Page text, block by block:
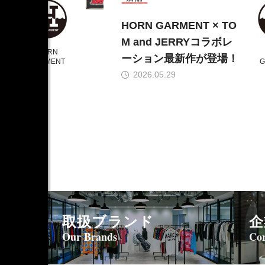
HORN
GARMENT
2026.05.29
HORN GARMENT × TO
M and JERRYコラボレ
ーション最新作が登場！
取扱ブランド
Our Brands